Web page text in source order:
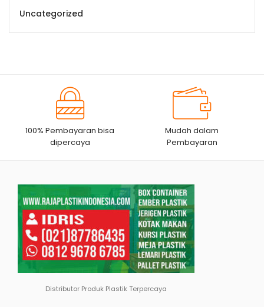
Uncategorized
100% Pembayaran bisa
dipercaya
Mudah dalam
Pembayaran
Distributor Produk Plastik Terpercaya